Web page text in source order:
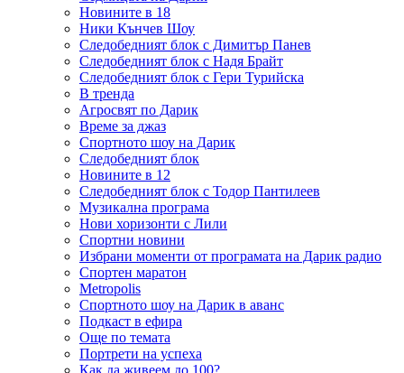
Новините в 18
Ники Кънчев Шоу
Следобедният блок с Димитър Панев
Следобедният блок с Надя Брайт
Следобедният блок с Гери Турийска
В тренда
Агросвят по Дарик
Време за джаз
Спортното шоу на Дарик
Следобедният блок
Новините в 12
Следобедният блок с Тодор Пантилеев
Музикална програма
Нови хоризонти с Лили
Спортни новини
Избрани моменти от програмата на Дарик радио
Спортен маратон
Metropolis
Спортното шоу на Дарик в аванс
Подкаст в ефира
Още по темата
Портрети на успеха
Как да живеем до 100?